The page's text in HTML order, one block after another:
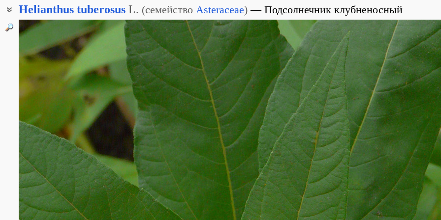
Helianthus tuberosus L. (семейство Asteraceae) Подсолнечник клубненосный
Подсолнечник клубневой
Земляная груша
Топинамбур